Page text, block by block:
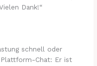
Dank!“
schnell oder
Chat: Er ist